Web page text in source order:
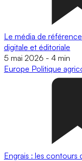
Le média de
digitale et éditoriale
5 mai 2026 - 4 min
Europe Politique
Engrais : les contours